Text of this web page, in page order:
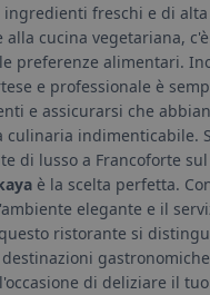
freschi e di
cucina vegetariana,
preferenze alimentari.
e professionale è
e assicurarsi che
culinaria indimenticabile.
di lusso a Francoforte
è la scelta perfetta.
elegante e il
ristorante si
di deliziare il